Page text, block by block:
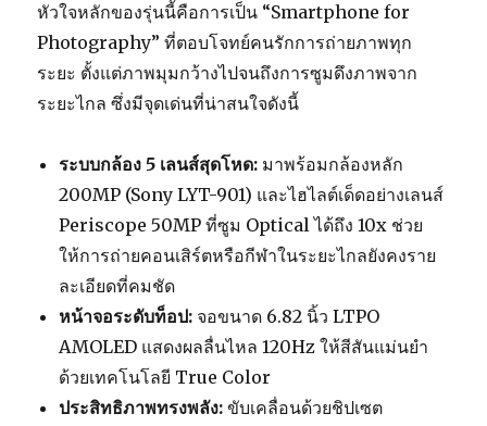
หัวใจหลักของรุ่นนี้คือการเป็น “Smartphone for
Photography” ที่ตอบโจทย์คนรักการถ่ายภาพทุก
ระยะ ตั้งแต่ภาพมุมกว้างไปจนถึงการซูมดึงภาพจาก
ระยะไกล ซึ่งมีจุดเด่นที่น่าสนใจดังนี้
ระบบกล้อง 5 เลนส์สุดโหด: มาพร้อมกล้องหลัก
200MP (Sony LYT-901) และไฮไลต์เด็ดอย่างเลนส์
Periscope 50MP ที่ซูม Optical ได้ถึง 10x ช่วย
ให้การถ่ายคอนเสิร์ตหรือกีฬาในระยะไกลยังคงราย
ละเอียดที่คมชัด
หน้าจอระดับท็อป: จอขนาด 6.82 นิ้ว LTPO
AMOLED แสดงผลลื่นไหล 120Hz ให้สีสันแม่นยำ
ด้วยเทคโนโลยี True Color
ประสิทธิภาพทรงพลัง: ขับเคลื่อนด้วยชิปเซต